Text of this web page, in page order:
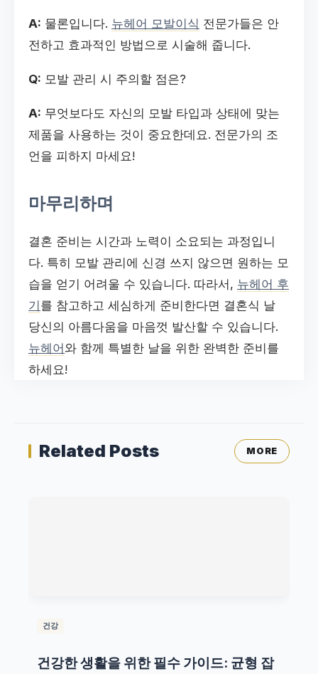
A: 물론입니다. 뉴헤어 모발이식 전문가들은 안
전하고 효과적인 방법으로 시술해 줍니다.
Q: 모발 관리 시 주의할 점은?
A: 무엇보다도 자신의 모발 타입과 상태에 맞는
제품을 사용하는 것이 중요한데요. 전문가의 조
언을 피하지 마세요!
마무리하며
결혼 준비는 시간과 노력이 소요되는 과정입니
다. 특히 모발 관리에 신경 쓰지 않으면 원하는 모
습을 얻기 어려울 수 있습니다. 따라서, 뉴헤어 후
기를 참고하고 세심하게 준비한다면 결혼식 날
당신의 아름다움을 마음껏 발산할 수 있습니다.
뉴헤어와 함께 특별한 날을 위한 완벽한 준비를
하세요!
Related Posts MORE
건강
건강한 생활을 위한 필수 가이드: 균형 잡